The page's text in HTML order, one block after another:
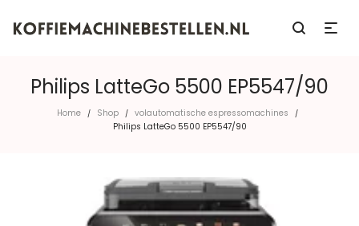
Philips LatteGo 5500 EP5547/90
Home / Shop / volautomatische espressomachines /
Philips LatteGo 5500 EP5547/90